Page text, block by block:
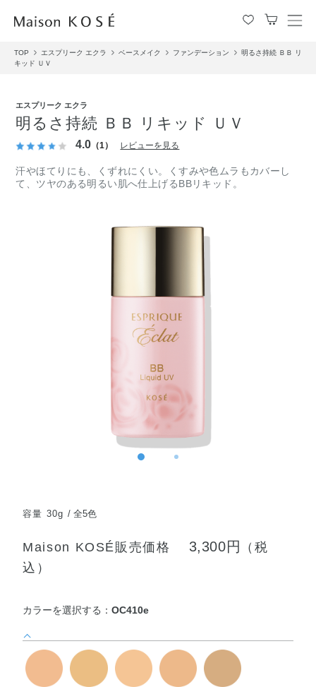
メ
ュ
TOP エスプリーク エクラ ベースメイク ファンデーション
明るさ持続 ＢＢ リ
キッド ＵＶ
エスプリーク エクラ
明るさ持続 ＢＢ リキッド ＵＶ
4.0 （1） レビューを見る
汗やほてりにも、くずれにくい。くすみや色ムラもカバーし
て、ツヤのある明るい肌へ仕上げるBBリキッド。
容量 30g 全5色
Maison KOSÉ販売価格 3,300円
（税
込）
カラーを選択する：OC410e